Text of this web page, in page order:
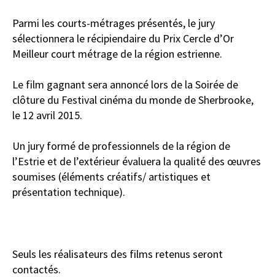
Parmi les courts-métrages présentés, le jury
sélectionnera le récipiendaire du Prix Cercle d’Or
Meilleur court métrage de la région estrienne.
Le film gagnant sera annoncé lors de la Soirée de
clôture du Festival cinéma du monde de Sherbrooke,
le 12 avril 2015.
Un jury formé de professionnels de la région de
l’Estrie et de l’extérieur évaluera la qualité des œuvres
soumises (éléments créatifs/ artistiques et
présentation technique).
Seuls les réalisateurs des films retenus seront
contactés.